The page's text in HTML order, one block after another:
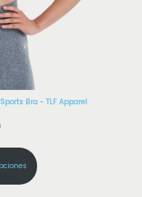
Bra - TLF Apparel